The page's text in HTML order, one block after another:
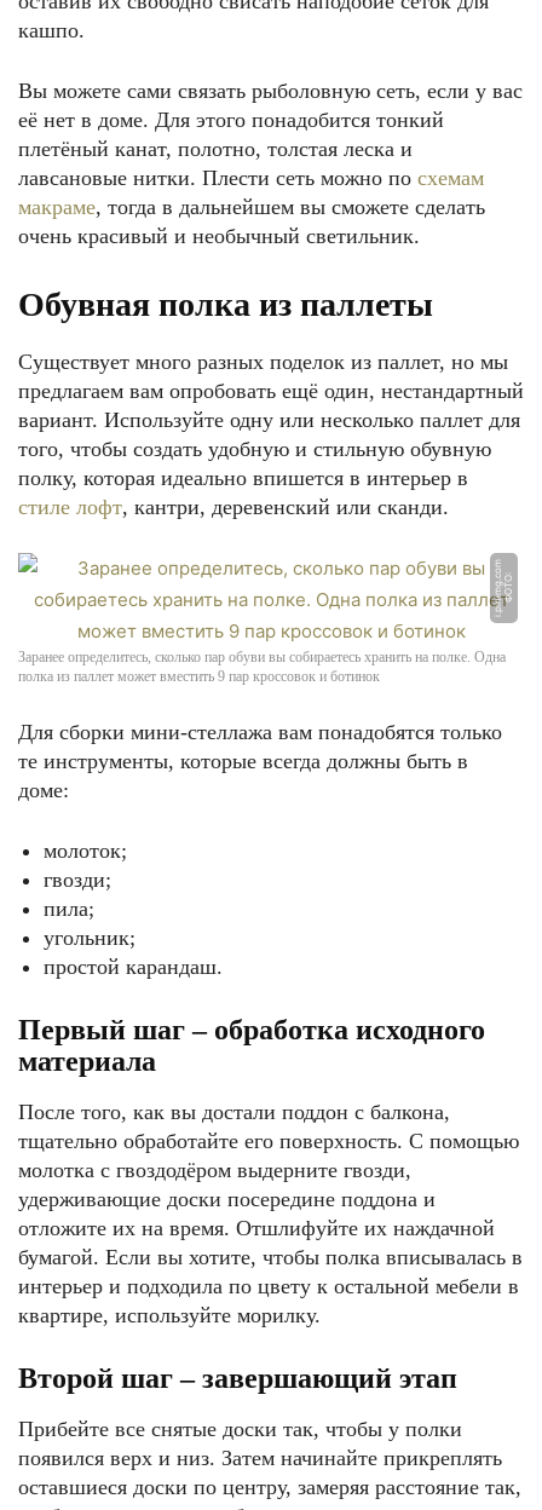
кашпо.
Вы можете сами связать рыболовную сеть, если у вас
её нет в доме. Для этого понадобится тонкий
плетёный канат, полотно, толстая леска и
лавсановые нитки. Плести сеть можно по схемам
макраме, тогда в дальнейшем вы сможете сделать
очень красивый и необычный светильник.
Обувная полка из паллеты
Существует много разных поделок из паллет, но мы
предлагаем вам опробовать ещё один, нестандартный
вариант. Используйте одну или несколько паллет для
того, чтобы создать удобную и стильную обувную
полку, которая идеально впишется в интерьер в
стиле лофт, кантри, деревенский или сканди.
Ф
О
Т
О:
i.
pi
ni
m
g.
c
o
m
Заранее определитесь, сколько пар обуви вы собираетесь хранить на полке. Одна
полка из паллет может вместить 9 пар кроссовок и ботинок
Для сборки мини-стеллажа вам понадобятся только
те инструменты, которые всегда должны быть в
доме:
молоток;
гвозди;
пила;
угольник;
простой карандаш.
Первый шаг – обработка исходного
материала
После того, как вы достали поддон с балкона,
тщательно обработайте его поверхность. С помощью
молотка с гвоздодёром выдерните гвозди,
удерживающие доски посередине поддона и
отложите их на время. Отшлифуйте их наждачной
бумагой. Если вы хотите, чтобы полка вписывалась в
интерьер и подходила по цвету к остальной мебели в
квартире, используйте морилку.
Второй шаг – завершающий этап
Прибейте все снятые доски так, чтобы у полки
появился верх и низ. Затем начинайте прикреплять
оставшиеся доски по центру, замеряя расстояние так,